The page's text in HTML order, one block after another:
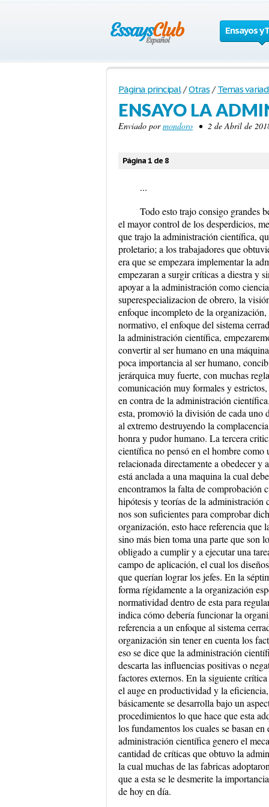
Ensayos y
Página principal / Otras / Temas
ENSAYO LA
Enviado pormondoro • 2 de Abril de
Página 1 de 8
...
Todo esto trajo consigo grandes
el mayor control de los desperdicios,
que trajo la administración científica,
proletario; a los trabajadores que
era que se empezara implementar la
empezaran a surgir críticas a diestra y
apoyar a la administración como
superespecializacion de obrero, la
enfoque incompleto de la
normativo, el enfoque del sistema
la administración científica,
convertir al ser humano en una
poca importancia al ser humano,
jerárquica muy fuerte, con muchas
comunicación muy formales y
en contra de la administración
esta, promovió la división de cada uno
al extremo destruyendo la
honra y pudor humano. La tercera
científica no pensó en el hombre como
relacionada directamente a obedecer y
está anclada a una maquina la cual
encontramos la falta de comprobación
hipótesis y teorías de la
nos son suficientes para comprobar
organización, esto hace referencia
sino más bien toma una parte que son
obligado a cumplir y a ejecutar una
campo de aplicación, el cual los
que querían lograr los jefes. En la
forma rígidamente a la organización
normatividad dentro de esta para
indica cómo debería funcionar la
referencia a un enfoque al sistema
organización sin tener en cuenta los
eso se dice que la administración
descarta las influencias positivas o
factores externos. En la siguiente
el auge en productividad y la
básicamente se desarrolla bajo un
procedimientos lo que hace que esta
los fundamentos los cuales se basan
administración científica genero el
cantidad de críticas que obtuvo la
la cual muchas de las fabricas
que a esta se le desmerite la
de hoy en día.